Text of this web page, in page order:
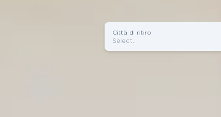
Città di ritiro